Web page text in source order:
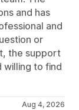
and has
and
or
the support
willing to find
Aug 4, 2026